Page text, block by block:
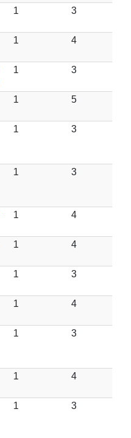
1 3
1 4
1 3
1 5
1 3
1 3
1 4
1 4
1 3
1 4
1 3
1 4
1 3